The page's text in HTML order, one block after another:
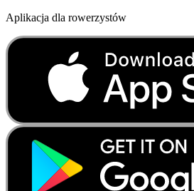
Aplikacja dla rowerzystów